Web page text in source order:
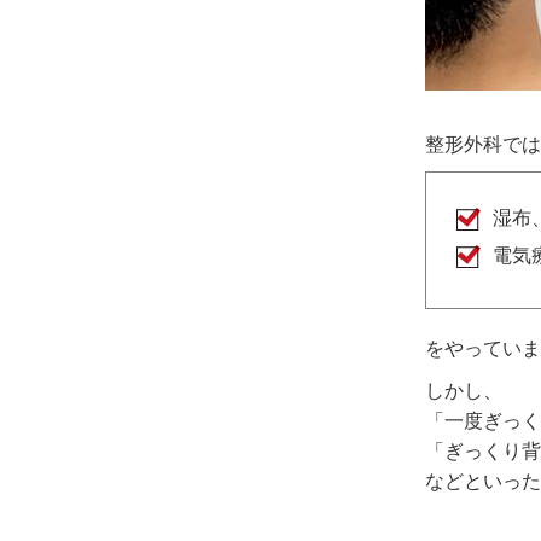
整形外科で
湿布
電気
をやってい
しかし、
「一度ぎっ
「ぎっくり
などといっ